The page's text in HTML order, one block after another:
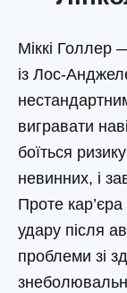
Міккі Голлер
із Лос-
вигравати
боїться
невинних, і
Проте
удару після
проблеми зі